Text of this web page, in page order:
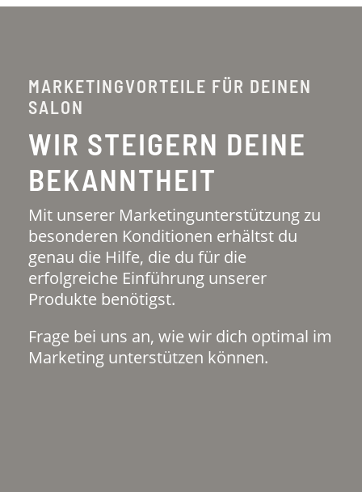
MARKETINGVORTEILE FÜR DEINEN
SALON
WIR STEIGERN DEINE
BEKANNTHEIT
Mit unserer Marketingunterstützung zu
besonderen Konditionen erhältst du
genau die Hilfe, die du für die
erfolgreiche Einführung unserer
Produkte benötigst.
Frage bei uns an, wie wir dich optimal im
Marketing unterstützen können.